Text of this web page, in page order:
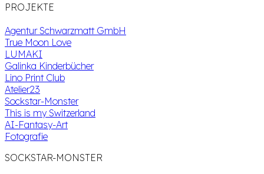
PROJEKTE
Agentur Schwarzmatt GmbH
True Moon Love
LUMAKI
Galinka Kinderbücher
Lino Print Club
Atelier23
Sockstar-Monster
This is my Switzerland
AI-Fantasy-Art
Fotografie
SOCKSTAR-MONSTER